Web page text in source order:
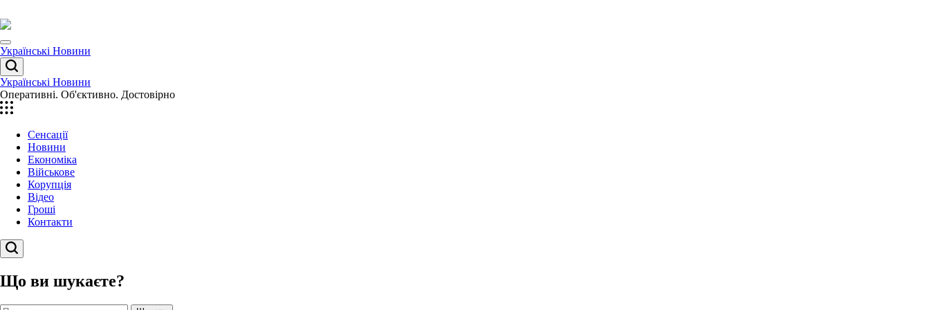
до
вмісту
Menu
Українські Новини
Пошук
Українські Новини
Оперативні. Об'єктивно. Достовірно
Сенсації
Новини
Економіка
Військове
Корупція
Відео
Гроші
Контакти
Пошук
Що ви шукаєте?